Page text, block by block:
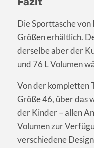
Die Sporttasche von
Größen erhältlich.
derselbe aber der
und 76 L Volumen
Von der kompletten
Größe 46, über das
der Kinder – allen
Volumen zur
verschiedene